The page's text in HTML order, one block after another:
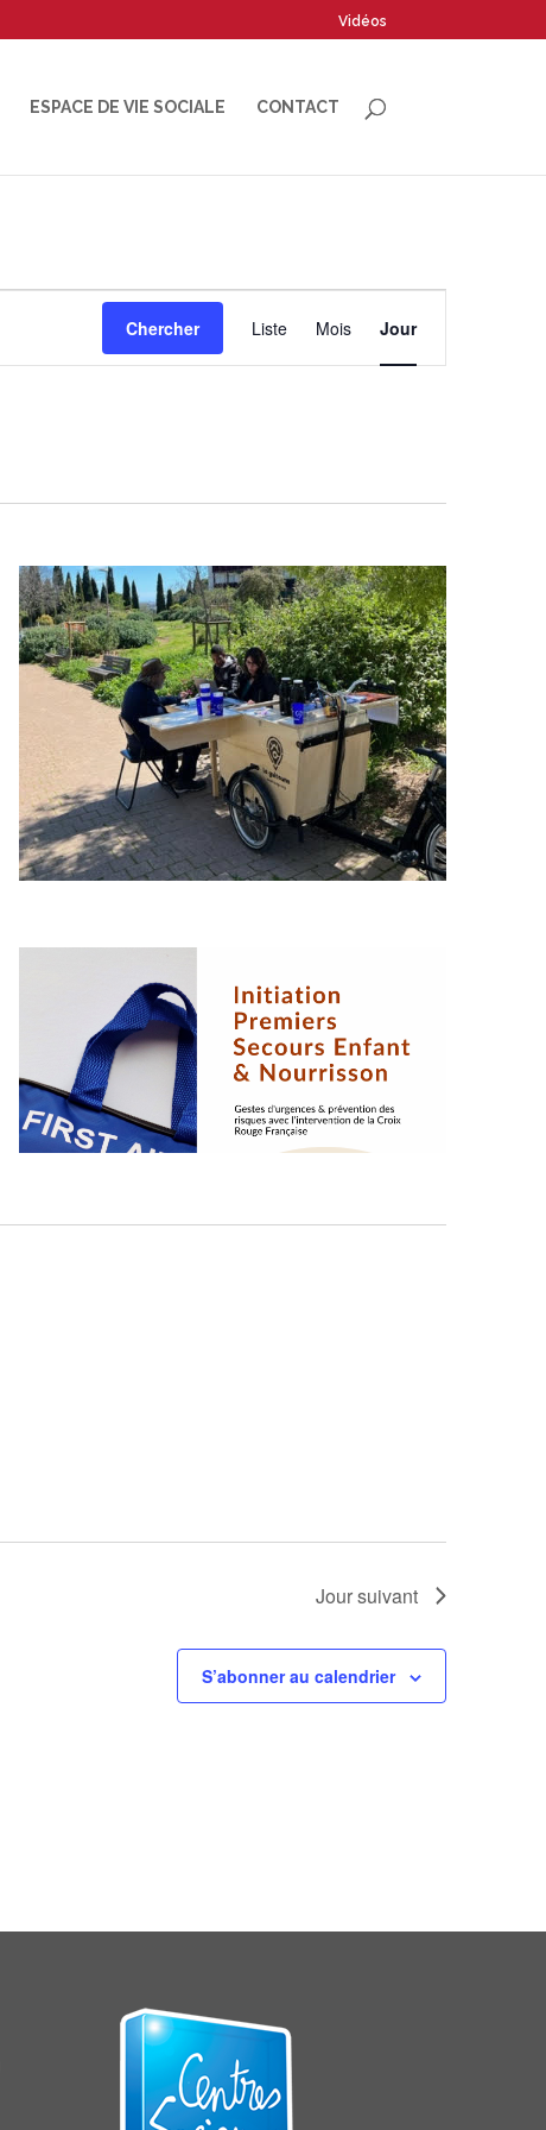
Vidéos
ESPACE DE VIE SOCIALE CONTACT
Chercher
Navigation
de
Liste Mois Jour
Jour suivant
S’abonner au calendrier